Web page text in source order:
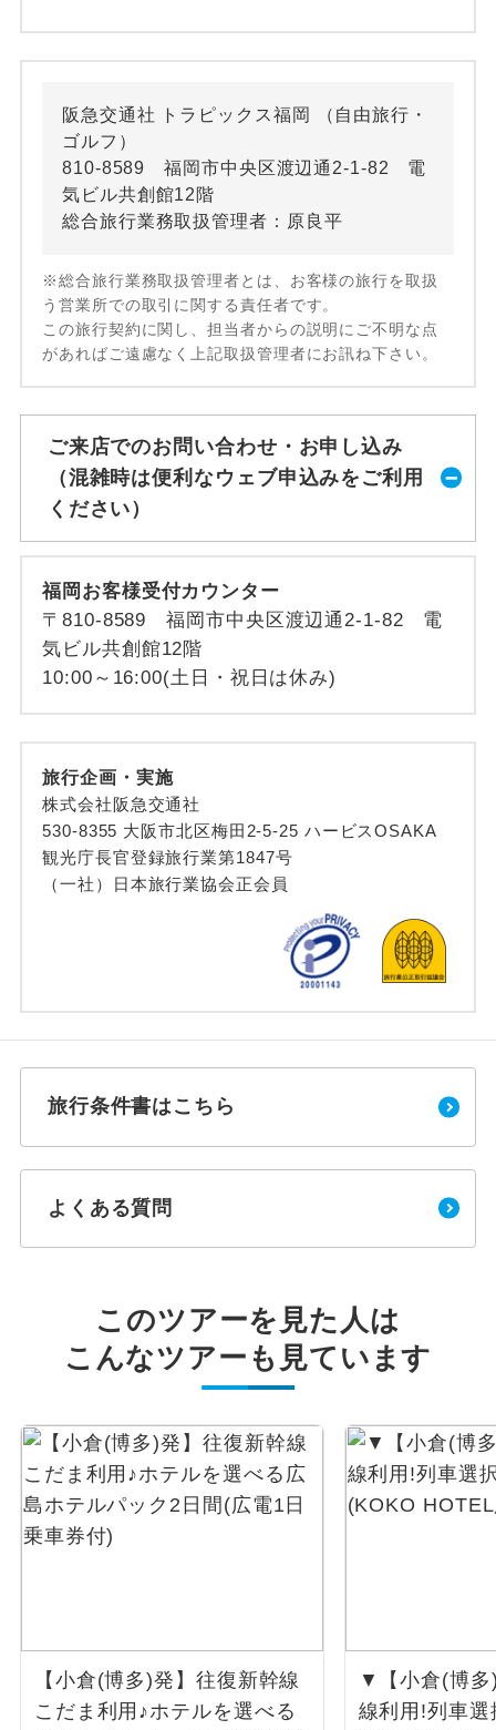
阪急交通社 トラピックス福岡 （自由旅行・
ゴルフ）
810-8589 福岡市中央区渡辺通2-1-82 電
気ビル共創館12階
総合旅行業務取扱管理者：原良平
※総合旅行業務取扱管理者とは、お客様の旅行を取扱
う営業所での取引に関する責任者です。
この旅行契約に関し、担当者からの説明にご不明な点
があればご遠慮なく上記取扱管理者にお訊ね下さい。
ご来店でのお問い合わせ・お申し込み
（混雑時は便利なウェブ申込みをご利用
ください）
福岡お客様受付カウンター
〒810-8589 福岡市中央区渡辺通2-1-82 電
気ビル共創館12階
10:00～16:00(土日・祝日は休み)
旅行企画・実施
株式会社阪急交通社
530-8355 大阪市北区梅田2-5-25 ハービスOSAKA
観光庁長官登録旅行業第1847号
（一社）日本旅行業協会正会員
旅行条件書はこちら
よくある質問
このツアーを見た人は
こんなツアーも見ています
【小倉(博多)発】往復新幹線
こだま利用♪ホテルを選べる
▼【小倉(博多
線利用!列車